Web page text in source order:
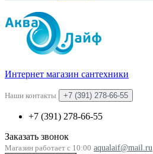
Интернет магазин сантехники
Наши контакты +7 (391) 278-66-55
+7 (391) 278-66-55
Заказать звонок
Магазин работает с 10:00 aqualaif@mail.ru